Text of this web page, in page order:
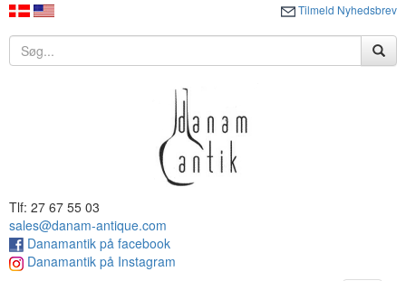
Tilmeld Nyhedsbrev
Tlf: 27 67 55 03
sales@danam-antique.com
Danamantik på facebook
Danamantik på Instagram